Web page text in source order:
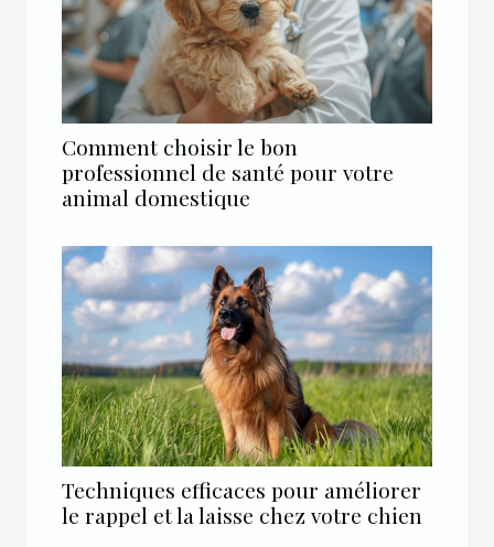
Comment choisir le bon
professionnel de santé pour votre
animal domestique
Techniques efficaces pour améliorer
le rappel et la laisse chez votre chien